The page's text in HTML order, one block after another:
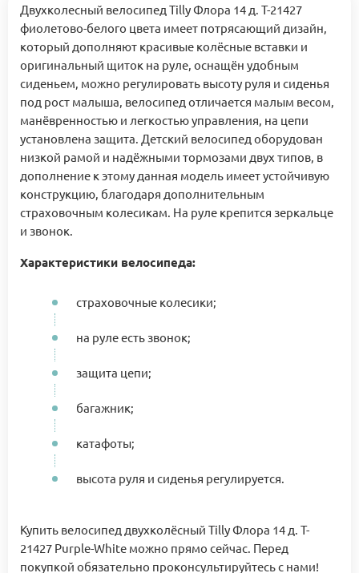
Двухколесный велосипед Tilly Флора 14 д. T-21427
фиолетово-белого цвета имеет потрясающий дизайн,
который дополняют красивые колёсные вставки и
оригинальный щиток на руле, оснащён удобным
сиденьем, можно регулировать высоту руля и сиденья
под рост малыша, велосипед отличается малым весом,
манёвренностью и легкостью управления, на цепи
установлена защита. Детский велосипед оборудован
низкой рамой и надёжными тормозами двух типов, в
дополнение к этому данная модель имеет устойчивую
конструкцию, благодаря дополнительным
страховочным колесикам. На руле крепится зеркальце
и звонок.
Характеристики велосипеда:
страховочные колесики;
на руле есть звонок;
защита цепи;
багажник;
катафоты;
высота руля и сиденья регулируется.
Купить велосипед двухколёсный Tilly Флора 14 д. T-
21427 Purple-White можно прямо сейчас. Перед
покупкой обязательно проконсультируйтесь с нами!